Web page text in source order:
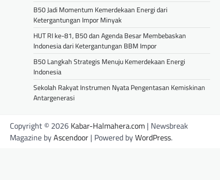
B50 Jadi Momentum Kemerdekaan Energi dari
Ketergantungan Impor Minyak
HUT RI ke-81, B50 dan Agenda Besar Membebaskan
Indonesia dari Ketergantungan BBM Impor
B50 Langkah Strategis Menuju Kemerdekaan Energi
Indonesia
Sekolah Rakyat Instrumen Nyata Pengentasan Kemiskinan
Antargenerasi
Copyright © 2026 Kabar-Halmahera.com | Newsbreak
Magazine byAscendoor | Powered byWordPress.